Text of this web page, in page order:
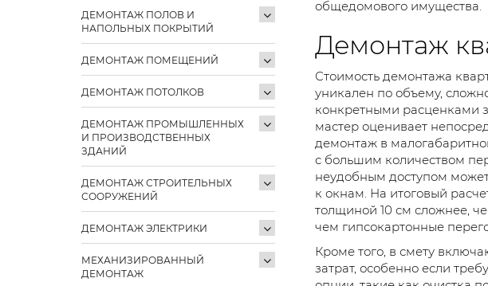
ДЕМОНТАЖ ПОЛОВ И
НАПОЛЬНЫХ ПОКРЫТИЙ
ДЕМОНТАЖ ПОМЕЩЕНИЙ
ДЕМОНТАЖ ПОТОЛКОВ
ДЕМОНТАЖ ПРОМЫШЛЕННЫХ
И ПРОИЗВОДСТВЕННЫХ
ЗДАНИЙ
ДЕМОНТАЖ СТРОИТЕЛЬНЫХ
СООРУЖЕНИЙ
ДЕМОНТАЖ ЭЛЕКТРИКИ
МЕХАНИЗИРОВАННЫЙ
ДЕМОНТАЖ
общедомового имущества.
Демонтаж
Стоимость демонтажа
уникален по объему,
конкретными расценками
мастер оценивает
демонтаж в
с большим количеством
неудобным доступом
к окнам. На итоговый
толщиной 10 см сложнее,
чем гипсокартонные
Кроме того, в смету
затрат, особенно если